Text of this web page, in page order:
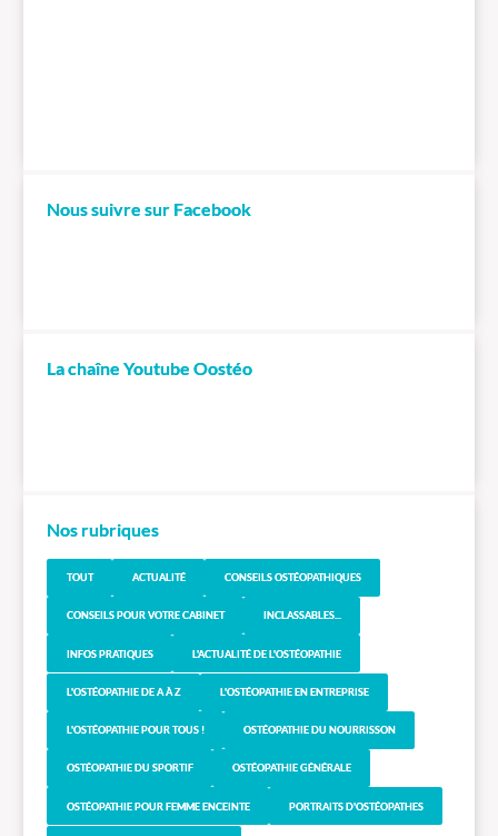
Nous suivre sur Facebook
La chaîne Youtube Oostéo
Nos rubriques
TOUT ACTUALITÉ CONSEILS OSTÉOPATHIQUES
CONSEILS POUR VOTRE CABINET INCLASSABLES...
INFOS PRATIQUES L'ACTUALITÉ DE L'OSTÉOPATHIE
L'OSTÉOPATHIE DE A À Z L'OSTÉOPATHIE EN ENTREPRISE
L'OSTÉOPATHIE POUR TOUS ! OSTÉOPATHIE DU NOURRISSON
OSTÉOPATHIE DU SPORTIF OSTÉOPATHIE GÉNÉRALE
OSTÉOPATHIE POUR FEMME ENCEINTE PORTRAITS D'OSTÉOPATHES